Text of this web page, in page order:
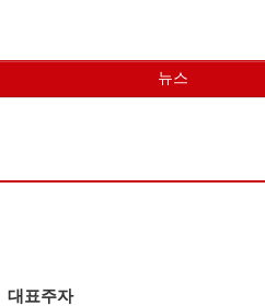
뉴스
대표주자